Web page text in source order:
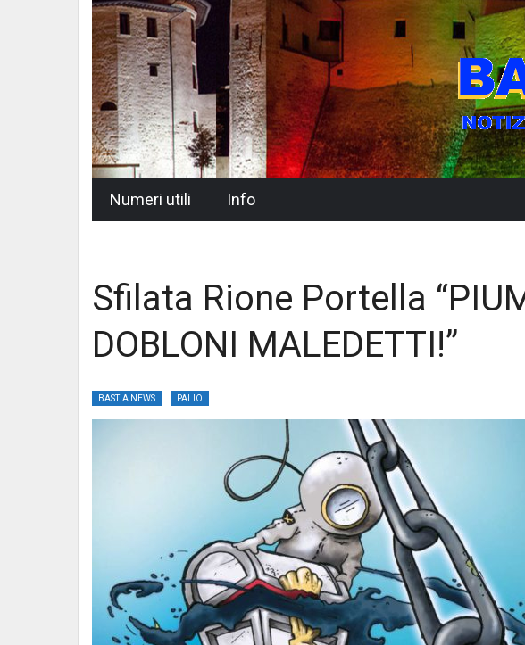
Numeri utili Info
Sfilata Rione Portella
DOBLONI MALEDETTI!”
BASTIA NEWS PALIO